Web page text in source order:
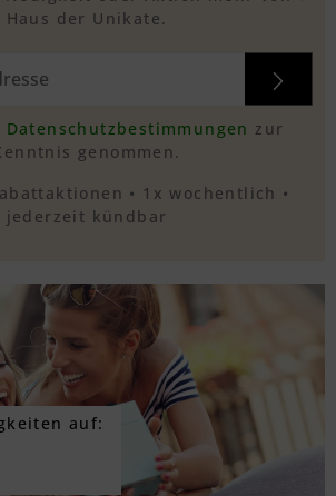
Haus der Unikate.
Datenschutzbestimmungen zur
genommen.
• 1x wochentlich •
jederzeit kündbar
auf: